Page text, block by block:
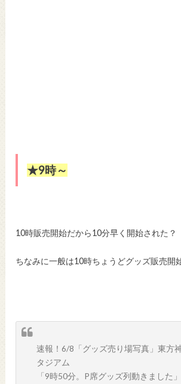
★9時～
10時販売開始だから10分早く開始された？
ちなみに一般は10時ちょうどグッズ販売開
速報！6/8「グッズ売り場写真」東方
タジアム
「9時50分。P席グッズ列動きました」